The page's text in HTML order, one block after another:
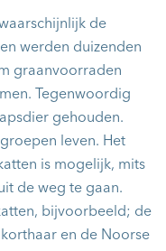
de
werden duizenden
graanvoorraden
Tegenwoordig
gehouden.
leven. Het
is mogelijk, mits
de weg te gaan.
bijvoorbeeld; de
en de Noorse